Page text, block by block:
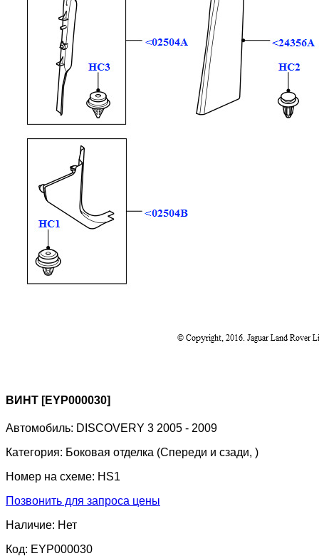
ВИНТ [EYP000030]
Автомобиль: DISCOVERY 3 2005 - 2009
Категория: Боковая отделка (Спереди и сзади, )
Номер на схеме: HS1
Позвонить для запроса цены
Наличие: Нет
Код: EYP000030